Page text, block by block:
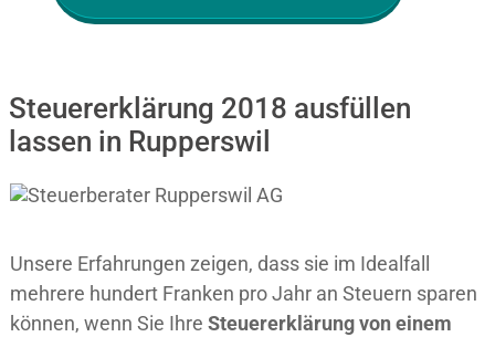
Steuererklärung 2018 ausfüllen
lassen in Rupperswil
Unsere Erfahrungen zeigen, dass sie im Idealfall
mehrere hundert Franken pro Jahr an Steuern sparen
können, wenn Sie Ihre Steuererklärung von einem